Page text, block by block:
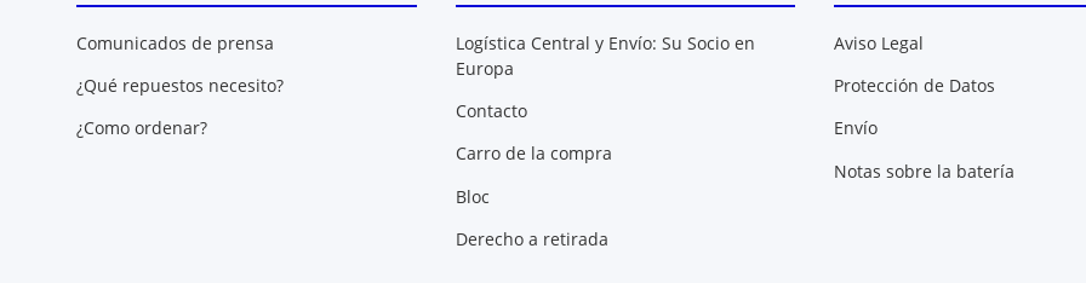
Comunicados de prensa
¿Qué repuestos necesito?
¿Como ordenar?
Logística Central y Envío: Su Socio en
Europa
Contacto
Carro de la compra
Bloc
Derecho a retirada
Aviso Legal
Protección de Datos
Envío
Notas sobre la batería